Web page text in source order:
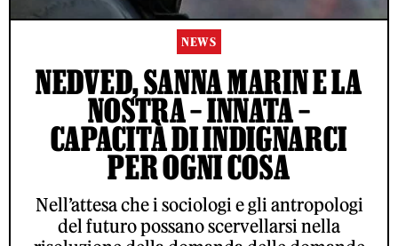
NEWS
NEDVED, SANNA MARIN E LA
NOSTRA – INNATA –
CAPACITÀ DI INDIGNARCI
PER OGNI COSA
Nell’attesa che i sociologi e gli antropologi
del futuro possano scervellarsi nella